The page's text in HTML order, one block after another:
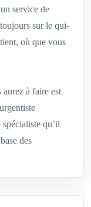
service de
sur le qui-
où que vous
à faire est
qu’il
des